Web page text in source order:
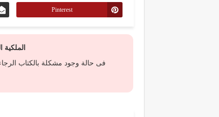
Pinterest
فى حالة وجود مشكلة بالكتاب